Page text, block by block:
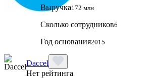
Выручка172 млн
Сколько сотрудников6
Год основания2015
Daccel
Нет рейтинга